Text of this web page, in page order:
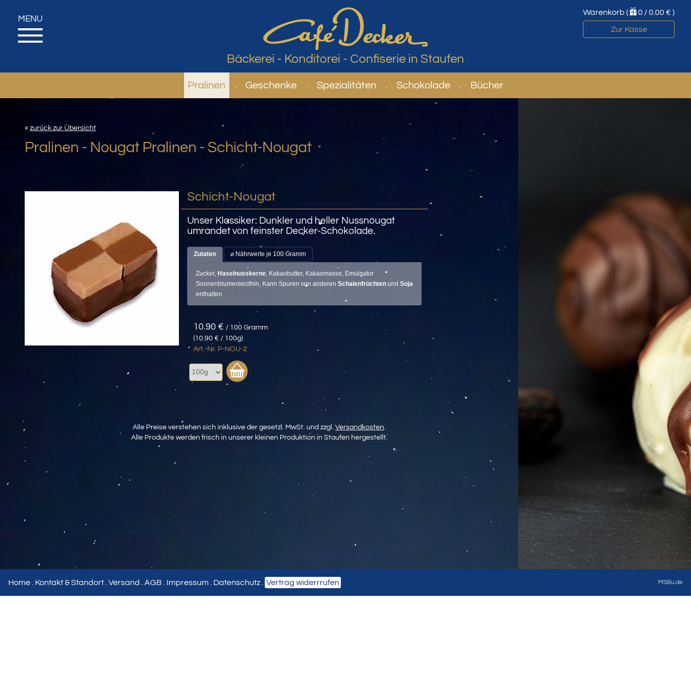
Bäckerei - Konditorei - Confiserie in Staufen
Warenkorb ( 0 / 0.00 € )
Zur Kasse
Pralinen . Geschenke . Spezialitäten . Schokolade . Bücher
« zurück zur Übersicht
Pralinen - Nougat Pralinen - Schicht-Nougat
Schicht-Nougat
Unser Klassiker: Dunkler und heller Nussnougat
umrandet von feinster Decker-Schokolade.
Zutaten ⌀ Nährwerte je 100 Gramm
Zucker, Haselnusskerne, Kakaobutter, Kakaomasse, Emulgator
Sonnenblumenlecithin, Kann Spuren von anderen Schalenfrüchten und Soja
enthalten
10.90 € / 100 Gramm
(10.90 € / 100g)
Art.-Nr. P-NOU-2
Alle Preise verstehen sich inklusive der gesetzl. MwSt. und zzgl. Versandkosten
Alle Produkte werden frisch in unserer kleinen Produktion in Staufen hergestellt.
Home Kontakt & Standort Versand AGB Impressum Datenschutz Vertrag widerrrufen MSBu.de